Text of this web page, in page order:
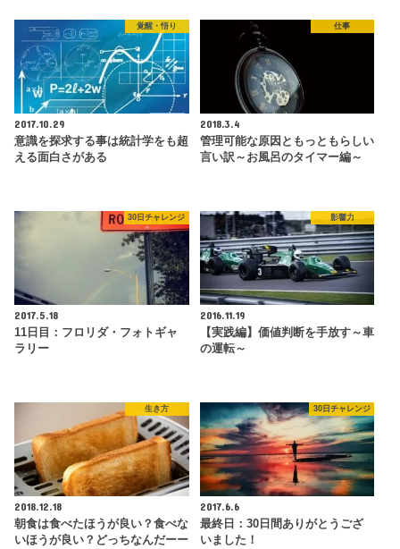
覚醒・悟り
2017.10.29
意識を探求する事は統計学をも超
える面白さがある
仕事
2018.3.4
管理可能な原因ともっともらしい
言い訳～お風呂のタイマー編～
30日チャレンジ
2017.5.18
11日目：フロリダ・フォトギャ
ラリー
影響力
2016.11.19
【実践編】価値判断を手放す～車
の運転～
生き方
2018.12.18
朝食は食べたほうが良い？食べな
いほうが良い？どっちなんだーー
30日チャレンジ
2017.6.6
最終日：30日間ありがとうござ
いました！